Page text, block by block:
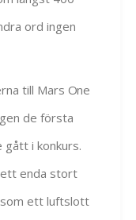
ord ingen
till Mars One
de första
i konkurs.
enda stort
som ett luftslott